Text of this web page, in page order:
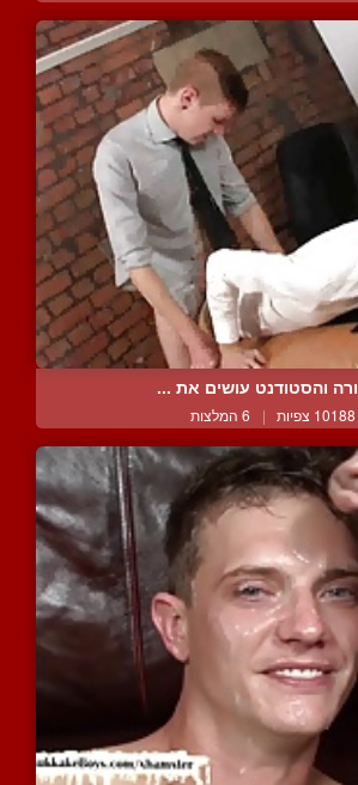
והסטודנט עושים את ...
10188 צפיות | 6 המלצות